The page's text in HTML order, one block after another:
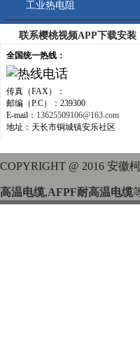
工业热电阻
联系樱桃视频APP下载安装
全国统一热线：
传真（FAX）：
邮编（P.C）：239300
E-mail： 13625509106@163.com
地址：天长市铜城镇安乐社区
COPYRIGHT @ 2016 安徽
高温电缆,AFPF耐高温电缆